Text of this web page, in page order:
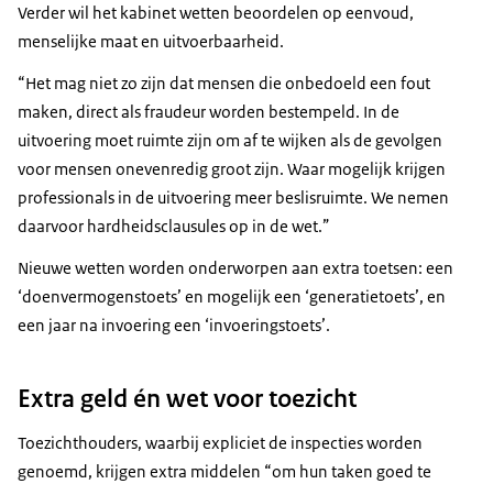
Verder wil het kabinet wetten beoordelen op eenvoud,
menselijke maat en uitvoerbaarheid.
“Het mag niet zo zijn dat mensen die onbedoeld een fout
maken, direct als fraudeur worden bestempeld. In de
uitvoering moet ruimte zijn om af te wijken als de gevolgen
voor mensen onevenredig groot zijn. Waar mogelijk krijgen
professionals in de uitvoering meer beslisruimte. We nemen
daarvoor hardheidsclausules op in de wet.”
Nieuwe wetten worden onderworpen aan extra toetsen: een
‘doenvermogenstoets’ en mogelijk een ‘generatietoets’, en
een jaar na invoering een ‘invoeringstoets’.
Extra geld én wet voor toezicht
Toezichthouders, waarbij expliciet de inspecties worden
genoemd, krijgen extra middelen “om hun taken goed te